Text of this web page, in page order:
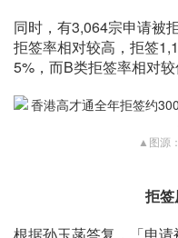
同时，有3,064宗申请被
拒签率相对较高，拒签
5%，而B类拒签率相对较
▲图源
拒签
根据孙玉菡答复，「申